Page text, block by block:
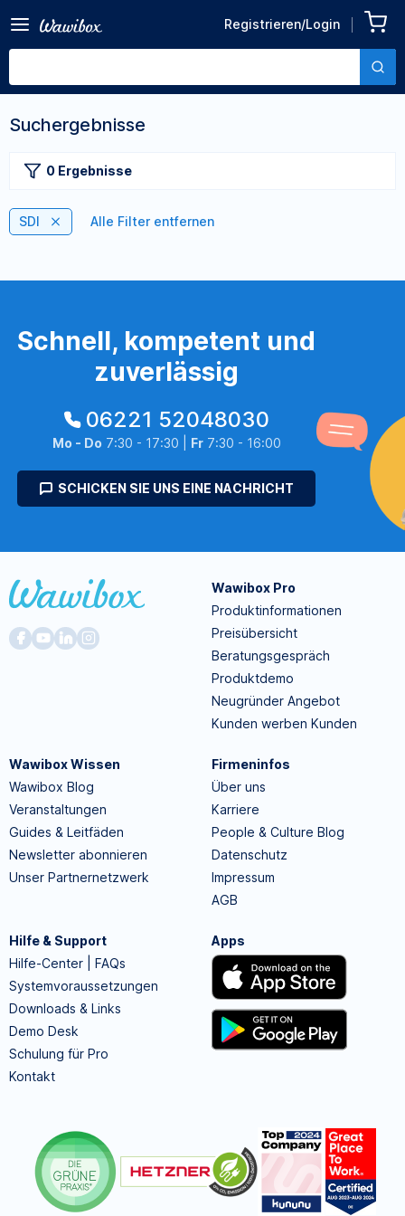
Registrieren/Login
Suchergebnisse
0 Ergebnisse
SDI Alle Filter entfernen
Schnell, kompetent und
zuverlässig
06221 52048030
Mo - Do 7:30 - 17:30 | Fr7:30 - 16:00
SCHICKEN SIE UNS EINE NACHRICHT
Wawibox Pro
Produktinformationen
Preisübersicht
Beratungsgespräch
Produktdemo
Neugründer Angebot
Kunden werben Kunden
Wawibox Wissen
Wawibox Blog
Veranstaltungen
Guides & Leitfäden
Newsletter abonnieren
Unser Partnernetzwerk
Firmeninfos
Über uns
Karriere
People & Culture Blog
Datenschutz
Impressum
AGB
Hilfe & Support
Hilfe-Center | FAQs
Systemvoraussetzungen
Downloads & Links
Demo Desk
Schulung für Pro
Kontakt
Apps